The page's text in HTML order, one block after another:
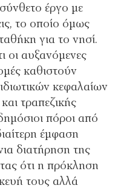
έργο με
το οποίο όμως
για το νησί.
οι αυξανόμενες
καθιστούν
κεφαλαίων
τραπεζικής
πόροι από
έμφαση
διατήρηση της
ότι η πρόκληση
τους αλλά